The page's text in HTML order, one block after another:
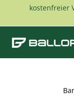
Skip to mainkostenfreier